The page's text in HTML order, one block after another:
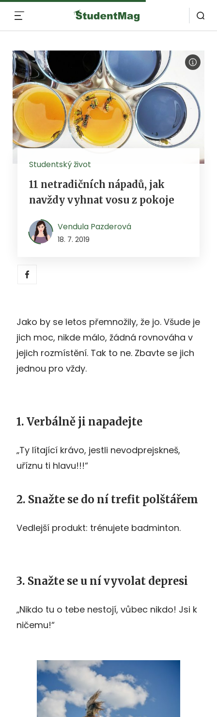
Studentský život
11 netradičních nápadů, jak
navždy vyhnat vosu z pokoje
Vendula Pazderová
18. 7. 2019
Jako by se letos přemnožily, že jo. Všude je
jich moc, nikde málo, žádná rovnováha v
jejich rozmístění. Tak to ne. Zbavte se jich
jednou pro vždy.
1. Verbálně ji napadejte
„Ty lítající krávo, jestli nevodprejskneš,
uříznu ti hlavu!!!“
2. Snažte se do ní trefit polštářem
Vedlejší produkt: trénujete badminton.
3. Snažte se u ní vyvolat depresi
„Nikdo tu o tebe nestojí, vůbec nikdo! Jsi k
ničemu!“